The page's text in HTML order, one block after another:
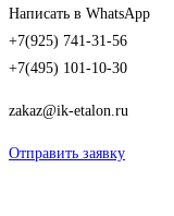
Написать в WhatsApp
+7(925) 741-31-56
+7(495) 101-10-30
zakaz@ik-etalon.ru
Отправить заявку